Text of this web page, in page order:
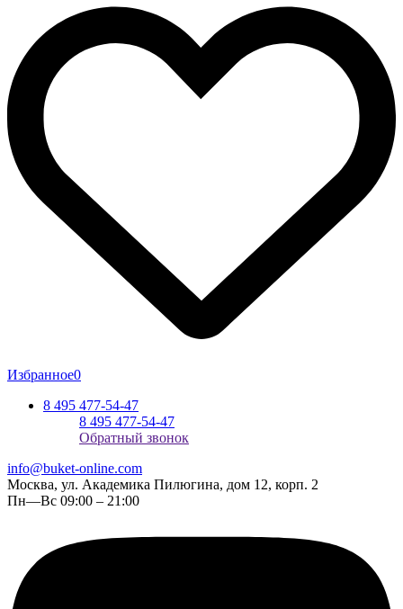
Избранное0
8 495 477-54-47
8 495 477-54-47
Обратный звонок
info@buket-online.com
Москва, ул. Академика Пилюгина, дом 12, корп. 2
Пн—Вс 09:00 – 21:00